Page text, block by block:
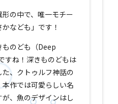
の中で、唯一モチー
なども」です！
ものども（Deep
すね！深きものどもは
、クトゥルフ神話の
作では可愛らしい名
、魚のデザインはし